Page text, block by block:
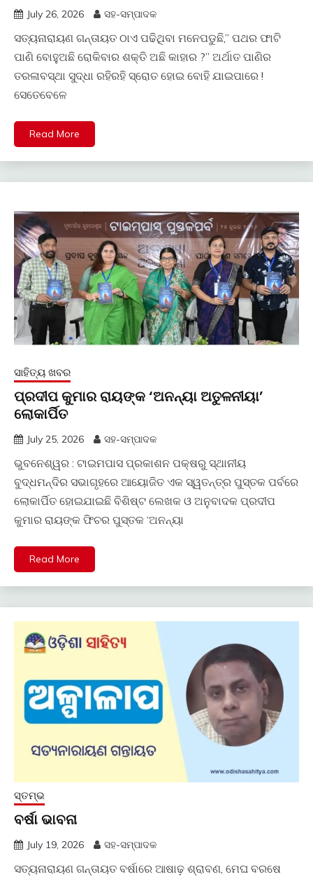
July 26, 2026 ସହ-ସମ୍ପାଦକ
ସତ୍ୟନାରାୟଣ ଗନ୍ତାୟତ ଠାଏ ପଢିଥିବା ମନେପଡୁଛି,” ପଥର ଫାଟି
ପାଣି ବୋହୁଅଛି ରୋକିବାର ଶକ୍ତି ଅଛି କାହାର ?” ଅର୍ଥାତ ପାଣିର
ତରଳାବସ୍ଥା ସୁଦ୍ଧା ରହିରହି ସ୍ରୋତ ହୋଇ ବୋହି ଯାଇପାରେ !
ସେତେବେଳେ
Read More
ସାହିତ୍ୟ ଖବର
ପ୍ରଦୀପ କୁମାର ରାୟଙ୍କ ‘ଅନନ୍ୟା ଅତୁଳନୀୟା’
ଲୋକାର୍ପିତ
July 25, 2026 ସହ-ସମ୍ପାଦକ
ଭୁବନେଶ୍ୱର : ଟାଇମପାସ ପ୍ରକାଶନ ପକ୍ଷରୁ ସ୍ଥାନୀୟ
ବୁଦ୍ଧମନ୍ଦିର ସଭାଗୃହରେ ଆୟୋଜିତ ଏକ ସ୍ୱତନ୍ତ୍ର ପୁସ୍ତକ ପର୍ବରେ
ଲୋକାର୍ପିତ ହୋଇଯାଇଛି ବିଶିଷ୍ଟ ଲେଖକ ଓ ଅନୁବାଦକ ପ୍ରଦୀପ
କୁମାର ରାୟଙ୍କ ଫିଚର ପୁସ୍ତକ ‘ଅନନ୍ୟା
Read More
ସ୍ତମ୍ଭ
ବର୍ଷା ଭାବନା
July 19, 2026 ସହ-ସମ୍ପାଦକ
ସତ୍ୟନାରାୟଣ ଗନ୍ତାୟତ ବର୍ଷାରେ ଆଷାଢ଼ ଶ୍ରାବଣ, ମେଘ ବରଷେ